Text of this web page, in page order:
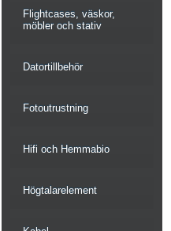
Flightcases, väskor,
möbler och stativ
Datortillbehör
Fotoutrustning
Hifi och Hemmabio
Högtalarelement